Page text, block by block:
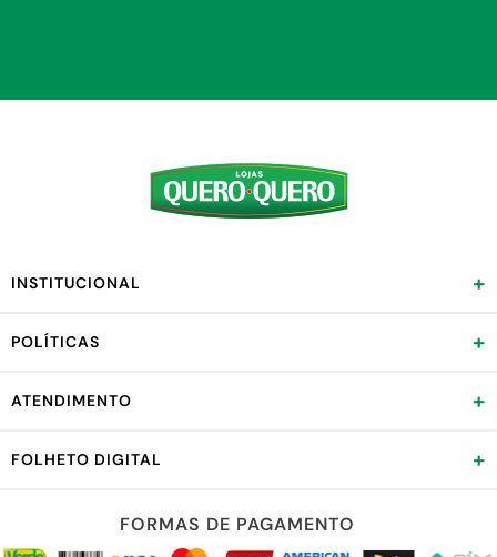
INSTITUCIONAL +
POLÍTICAS +
ATENDIMENTO +
FOLHETO DIGITAL +
FORMAS DE PAGAMENTO